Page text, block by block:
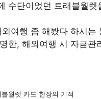
수단이었던 트래블월
여행 좀 해봤다 하시는
한, 해외여행 시 자금
블월렛 카드 한장의 기적